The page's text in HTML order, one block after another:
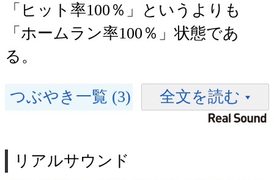
「ヒット率100％」というよりも
「ホームラン率100％」状態であ
る。
つぶやき一覧 (3) 全文を読む
リアルサウンド